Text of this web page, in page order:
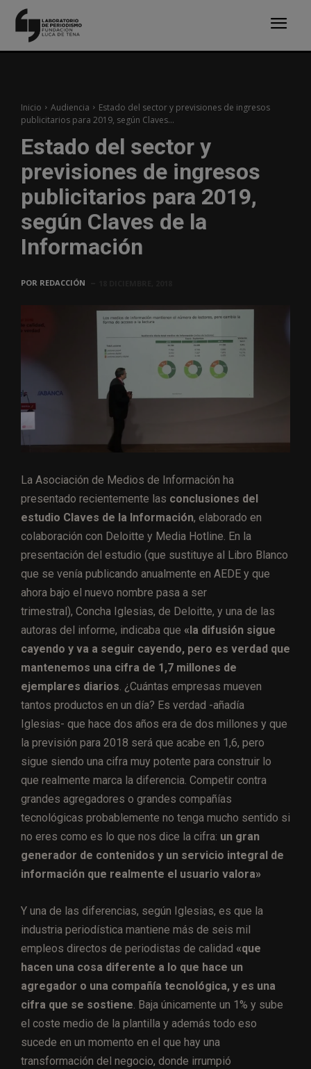
Inicio Audiencia
Estado del sector y previsiones de ingresos
publicitarios para 2019, según Claves...
Estado del sector y
previsiones de ingresos
publicitarios para 2019,
según Claves de la
Información
POR REDACCIÓN
La Asociación de Medios de Información ha
presentado recientemente las conclusiones del
estudio Claves de la Información, elaborado en
colaboración con Deloitte y Media Hotline. En la
presentación del estudio (que sustituye al Libro Blanco
que se venía publicando anualmente en AEDE y que
ahora bajo el nuevo nombre pasa a ser
trimestral), Concha Iglesias, de Deloitte, y una de las
autoras del informe, indicaba que «la difusión sigue
cayendo y va a seguir cayendo, pero es verdad que
mantenemos una cifra de 1,7 millones de
ejemplares diarios . ¿Cuántas empresas mueven
tantos productos en un día? Es verdad -añadía
Iglesias- que hace dos años era de dos millones y que
la previsión para 2018 será que acabe en 1,6, pero
sigue siendo una cifra muy potente para construir lo
que realmente marca la diferencia. Competir contra
grandes agregadores o grandes compañías
tecnológicas probablemente no tenga mucho sentido si
no eres como es lo que nos dice la cifra: un gran
generador de contenidos y un servicio integral de
información que realmente el usuario valora»
Y una de las diferencias, según Iglesias, es que la
industria periodística mantiene más de seis mil
empleos directos de periodistas de calidad «que
hacen una cosa diferente a lo que hace un
agregador o una compañía tecnológica, y es una
cifra que se sostiene . Baja únicamente un 1% y sube
el coste medio de la plantilla y además todo eso
sucede en un momento en el que hay una
transformación del negocio, donde irrumpió